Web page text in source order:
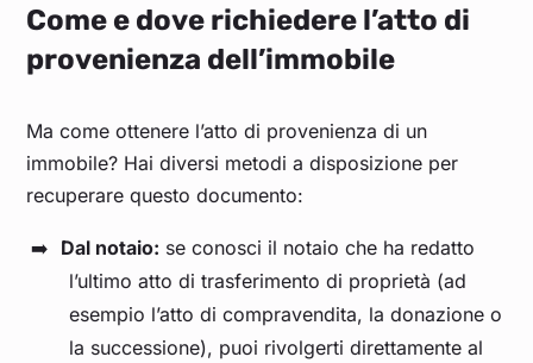
Come e dove richiedere l’atto di
provenienza dell’immobile
Ma come ottenere l’atto di provenienza di un
immobile? Hai diversi metodi a disposizione per
recuperare questo documento:
Dal notaio: se conosci il notaio che ha redatto
l’ultimo atto di trasferimento di proprietà (ad
esempio l’atto di compravendita, la donazione o
la successione), puoi rivolgerti direttamente al